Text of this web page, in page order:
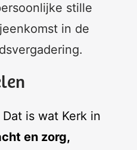
stille
in de
is wat Kerk in
en zorg,